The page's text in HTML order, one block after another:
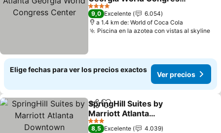
Center
4 Estrellas
9,0 Excelente
6.054
a 1.4 km de: World of Coca Cola
Piscina en la azotea con vistas al skyline
Elige fechas para ver los precios exactos
Ver precios
CompartirAgregar a favoritos
SpringHill Suites by
Marriott Atlanta
Downtown
3 Estrellas
8,5 Excelente
4.039